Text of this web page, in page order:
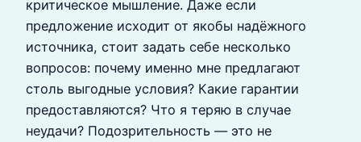
критическое мышление. Даже если
предложение исходит от якобы надёжного
источника, стоит задать себе несколько
вопросов: почему именно мне предлагают
столь выгодные условия? Какие гарантии
предоставляются? Что я теряю в случае
неудачи? Подозрительность — это не